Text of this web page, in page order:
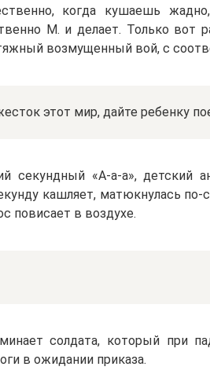
когда кушаешь
М. и делает. Только
возмущенный вой, с
этот мир, дайте ребенку
секундный «А-а-а», детский
кашляет, матюкнулась по-
повисает в воздухе.
солдата, который при
в ожидании приказа.